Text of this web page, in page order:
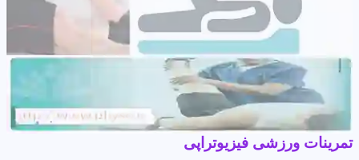
تمرینات ورزشی فیزیوتراپی